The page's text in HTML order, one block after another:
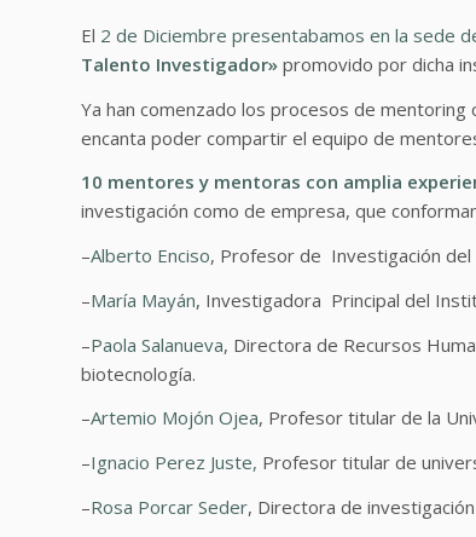
El 2 de Diciembre presentabamos en la sede
Talento Investigador» promovido por dicha
Ya han comenzado los procesos de
encanta poder compartir el equipo de
10 mentores y mentoras con amplia
investigación como de empresa, que
–Alberto Enciso, Profesor de Investigación
–María Mayán, Investigadora Principal del
–Paola Salanueva, Directora de Recursos
biotecnología.
–Artemio Mojón Ojea, Profesor titular de la
–Ignacio Perez Juste, Profesor titular de
–Rosa Porcar Seder, Directora de